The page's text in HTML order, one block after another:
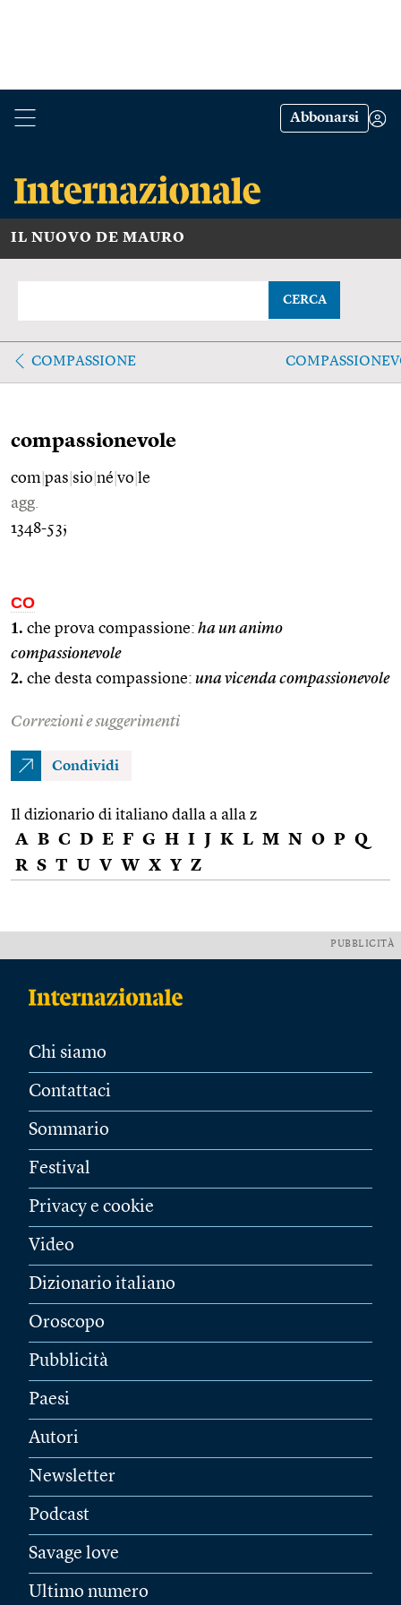
Abbonarsi
IL NUOVO DE MAURO
CERCA
COMPASSIONE
compassionevole
com pas sio né vo le
agg.
1348-53;
CO
1. che prova compassione: ha un animo
compassionevole
2. che desta compassione: una vicenda compassionevole
Correzioni e suggerimenti
Condividi
Il dizionario di italiano dalla a alla z
A B C D E F G H I J K L M N O P Q
R S T U V W X Y Z
PUBBLICITÀ
Chi siamo
Contattaci
Sommario
Festival
Privacy e cookie
Video
Dizionario italiano
Oroscopo
Pubblicità
Paesi
Autori
Newsletter
Podcast
Savage love
Ultimo numero